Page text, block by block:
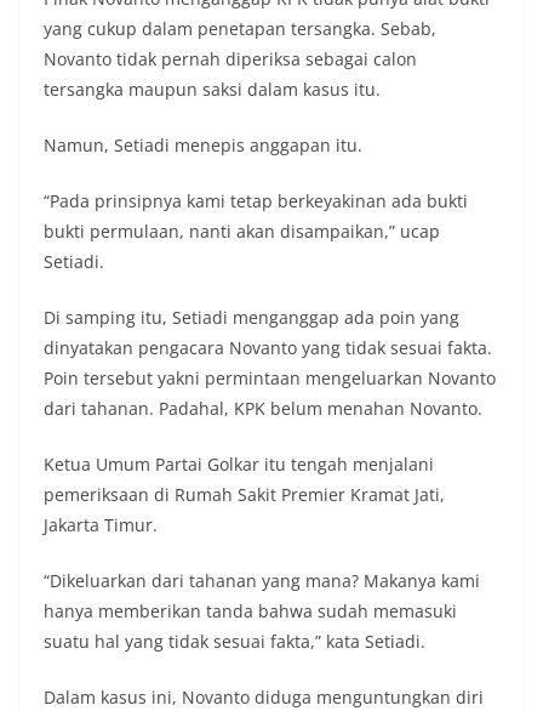
yang cukup dalam penetapan tersangka. Sebab,
Novanto tidak pernah diperiksa sebagai calon
tersangka maupun saksi dalam kasus itu.
Namun, Setiadi menepis anggapan itu.
“Pada prinsipnya kami tetap berkeyakinan ada bukti
bukti permulaan, nanti akan disampaikan,” ucap
Setiadi.
Di samping itu, Setiadi menganggap ada poin yang
dinyatakan pengacara Novanto yang tidak sesuai fakta.
Poin tersebut yakni permintaan mengeluarkan Novanto
dari tahanan. Padahal, KPK belum menahan Novanto.
Ketua Umum Partai Golkar itu tengah menjalani
pemeriksaan di Rumah Sakit Premier Kramat Jati,
Jakarta Timur.
“Dikeluarkan dari tahanan yang mana? Makanya kami
hanya memberikan tanda bahwa sudah memasuki
suatu hal yang tidak sesuai fakta,” kata Setiadi.
Dalam kasus ini, Novanto diduga menguntungkan diri